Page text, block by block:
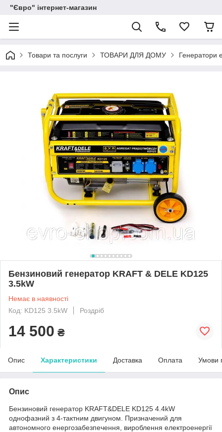
"Євро" інтернет-магазин
Товари та послуги ТОВАРИ ДЛЯ ДОМУ Генератори
Бензиновий генератор KRAFT & DELE KD125
3.5kW
Немає в наявності
Код: KD125 3.5kW
Роздріб
14 500 ₴
Опис Характеристики Доставка Оплата Умови
Опис
Бензиновий генератор KRAFT&DELE KD125 4.4kW
однофазний з 4-тактним двигуном. Призначений для
автономного енергозабезпечення, вироблення електроенергії